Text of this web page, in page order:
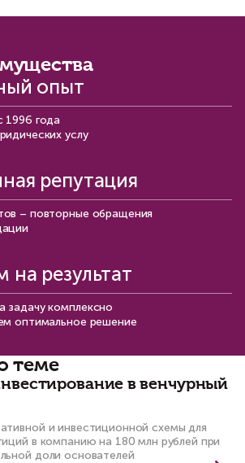
кредиторской
Анализ системы
опыт
репутация
на результат
1996 года
услу
– повторные обращения
задачу комплексно
оптимальное решение
теме
в венчурный
и инвестиционной схемы для
в компанию на 180 млн рублей при
доли основателей